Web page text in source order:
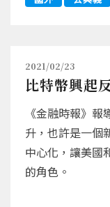
2021/02/23
比特幣興起
《金融時報》
升，也許是一個
中心化，讓美國
的角色。